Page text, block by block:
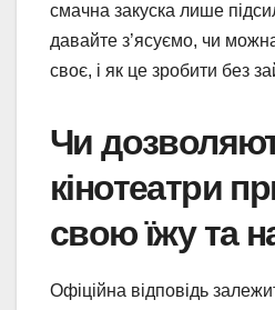
смачна закуска лише
давайте з’ясуємо, чи
своє, і як це зробити без
Чи
кінотеатри
свою їжу та
Офіційна відповідь